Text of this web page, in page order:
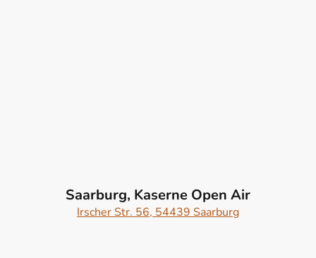
Saarburg, Kaserne Open Air
Irscher Str. 56, 54439 Saarburg